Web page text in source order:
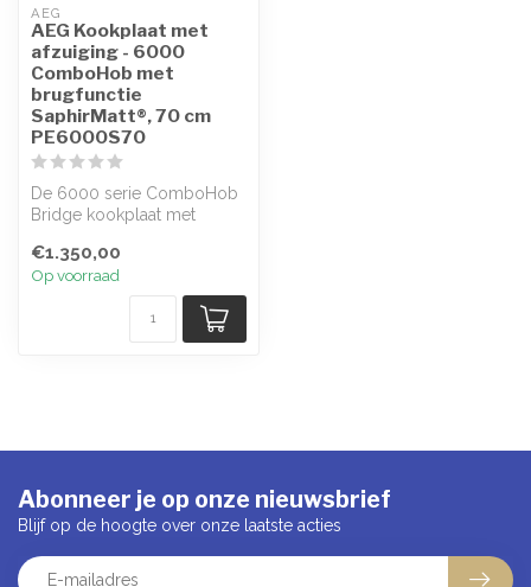
AEG
AEG Kookplaat met
afzuiging - 6000
ComboHob met
brugfunctie
SaphirMatt®, 70 cm
PE6000S70
De 6000 serie ComboHob
Bridge kookplaat met
inductiekoo...
€1.350,00
Op voorraad
Abonneer je op onze nieuwsbrief
Blijf op de hoogte over onze laatste acties